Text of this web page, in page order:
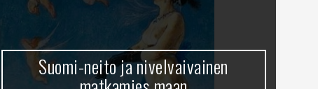
Suomi-neito ja nivelvaivainen